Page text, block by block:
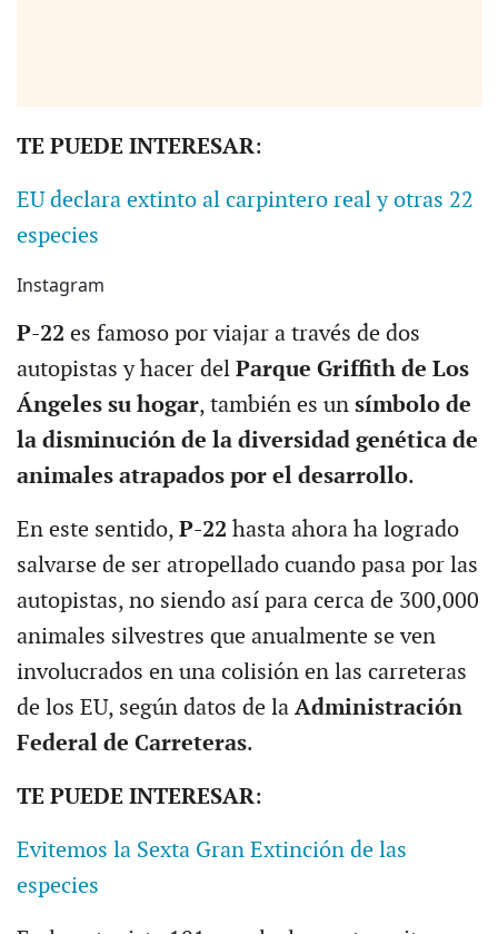
TE PUEDE INTERESAR:
EU declara extinto al carpintero real y otras 22
especies
Instagram
P-22 es famoso por viajar a través de dos
autopistas y hacer del Parque Griffith de Los
Ángeles su hogar, también es unsímbolo de
la disminución de la diversidad genética de
animales atrapados por el desarrollo.
En este sentido, P-22 hasta ahora ha logrado
salvarse de ser atropellado cuando pasa por las
autopistas, no siendo así para cerca de 300,000
animales silvestres que anualmente se ven
involucrados en una colisión en las carreteras
de los EU, según datos de la Administración
Federal de Carreteras.
TE PUEDE INTERESAR:
Evitemos la Sexta Gran Extinción de las
especies